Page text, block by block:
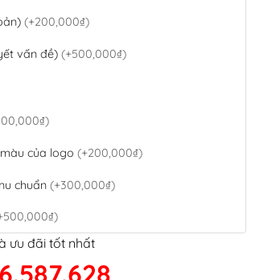
(+200,000₫)
vấn đề) (+500,000₫)
của logo (+200,000₫)
chuẩn (+300,000₫)
(+100,000₫)
ưu đãi tốt nhất